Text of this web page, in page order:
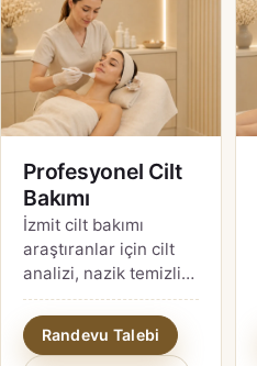
Profesyonel Cilt
Bakımı
İzmit cilt bakımı
araştıranlar için cilt
analizi, nazik temizlik,
nemlendirme, ürün
güvenliği ve ev
rutiniyle uyum
Randevu Talebi